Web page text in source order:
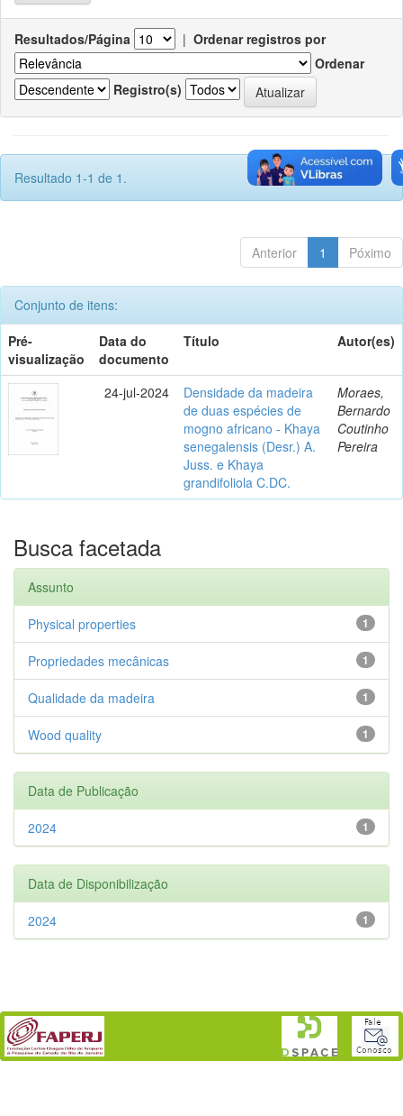
Resultados/Página | Ordenar registros por
Ordenar
Registro(s)
Resultado 1-1 de 1.
Anterior 1 Póximo
Conjunto de itens:
Pré-
visualização
Data do
documento
Título Autor(es)
24-jul-2024
Densidade da madeira
de duas espécies de
mogno africano - Khaya
senegalensis (Desr.) A.
Juss. e Khaya
grandifoliola C.DC.
Moraes,
Bernardo
Coutinho
Pereira
Busca facetada
Assunto
1
Physical properties
1
Propriedades mecânicas
1
Qualidade da madeira
1
Wood quality
Data de Publicação
1
2024
Data de Disponibilização
1
2024